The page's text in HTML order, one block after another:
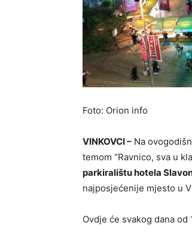
Foto: Orion info
VINKOVCI – Na
temom “Ravnico, sva u
parkiralištu hotela
najposjećenije mjesto u
Ovdje će svakog dana